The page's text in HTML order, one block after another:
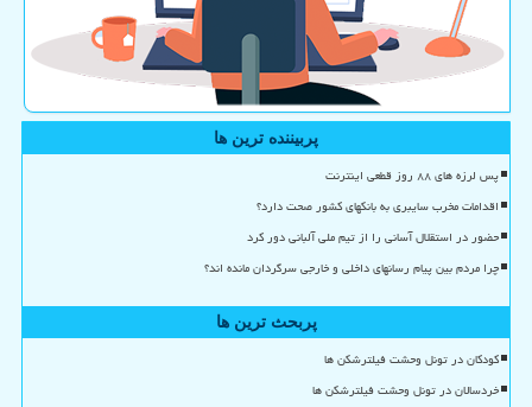
پربیننده ترین ها
پس لرزه های ۸۸ روز قطعی اینترنت
اقدامات مخرب سایبری به بانکهای کشور صحت دارد؟
حضور در استقلال آسانی را از تیم ملی آلبانی دور کرد
چرا مردم بین پیام رسانهای داخلی و خارجی سرگردان مانده اند؟
پربحث ترین ها
کودکان در تونل وحشت فیلترشکن ها
خردسالان در تونل وحشت فیلترشکن ها